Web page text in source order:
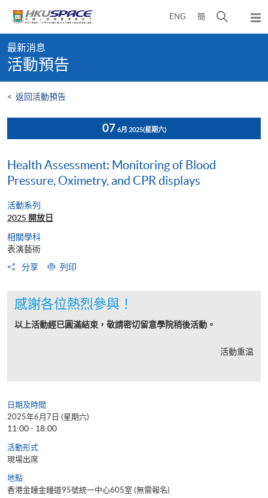
content
ENG 簡
開
彈
出
content
start
最新消息
活動預告
< 返回活動預告
07 6月 2025(星期六)
Health Assessment: Monitoring of Blood
Pressure, Oximetry, and CPR displays
活動系列
2025 開放日
相關學科
表演藝術
分享
列印
感謝各位熱烈參與！
以上活動經已圓滿結束，敬請密切留意學院稍後活動。
活動重温
日期及時間
2025年6月7日 (星期六)
11:00 - 18:00
活動形式
現場出席
地點
香港金鐘金鐘道95號統一中心605室 (無需報名)